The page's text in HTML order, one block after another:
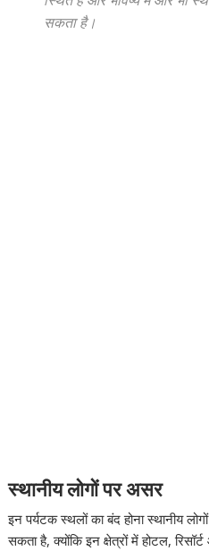
सकता है।
स्थानीय लोगों पर असर
इन पर्यटक स्थलों का बंद होना स्थानीय
सकता है, क्योंकि इन क्षेत्रों में होटल,